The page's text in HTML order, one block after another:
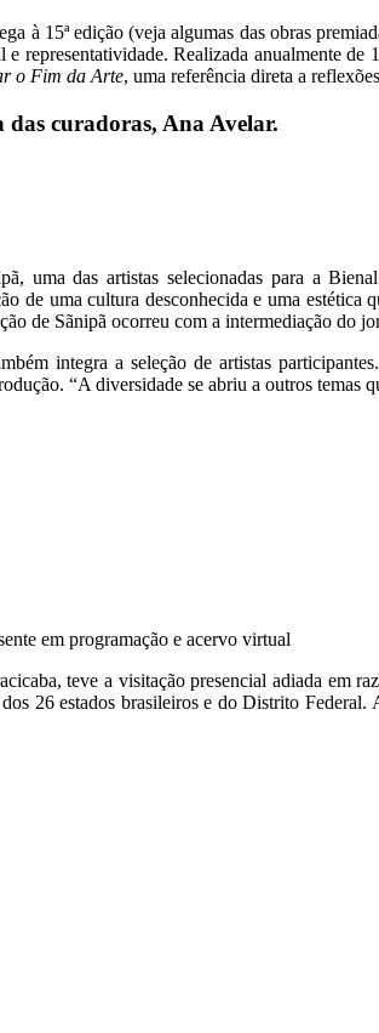
à 15ª edição (veja algumas das obras
Realizada anualmente
o Fim da Arte, uma referência direta a
das curadoras, Ana Avelar.
uma das artistas selecionadas para a
de uma cultura desconhecida e uma
de Sãnipã ocorreu com a intermediação do
integra a seleção de artistas
“A diversidade se abriu a outros temas
em programação e acervo virtual
teve a visitação presencial adiada em
26 estados brasileiros e do Distrito